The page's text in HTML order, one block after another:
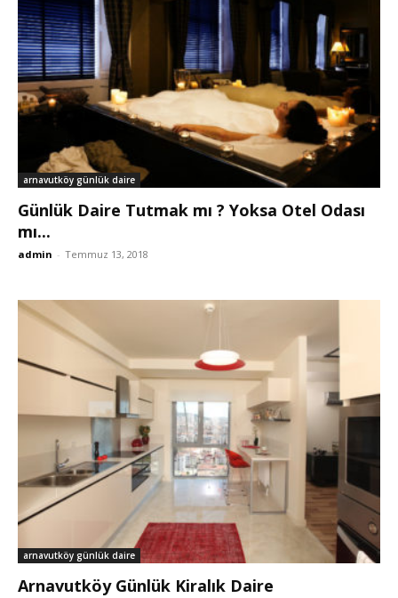
arnavutköy günlük daire
Günlük Daire Tutmak mı ? Yoksa Otel Odası
mı...
admin - Temmuz 13, 2018
arnavutköy günlük daire
Arnavutköy Günlük Kiralık Daire